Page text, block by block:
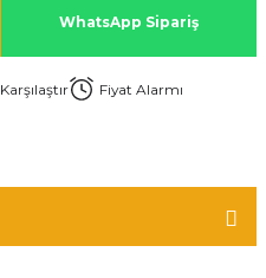
WhatsApp Sipariş
Karşılaştır
Fiyat Alarmı